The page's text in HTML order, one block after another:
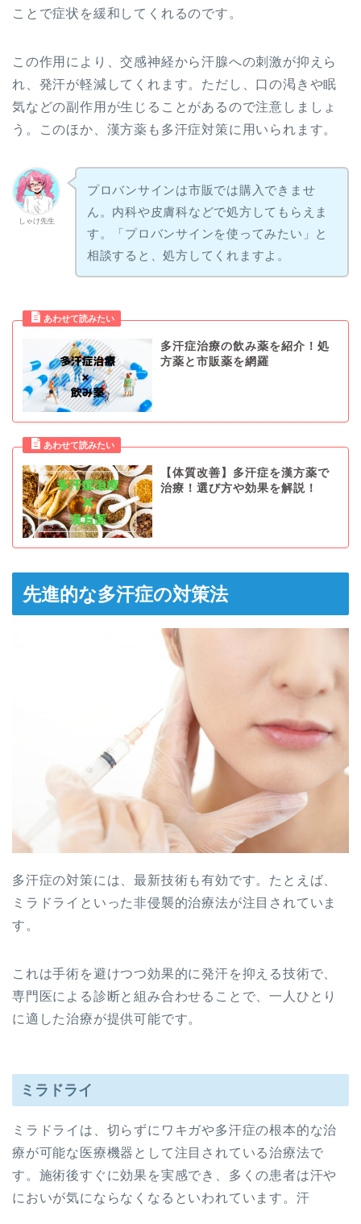
ことで症状を緩和してくれるのです。
この作用により、交感神経から汗腺への刺激が抑えら
れ、発汗が軽減してくれます。ただし、口の渇きや眠
気などの副作用が生じることがあるので注意しましょ
う。このほか、漢方薬も多汗症対策に用いられます。
しゃけ先生
プロバンサインは市販では購入できませ
ん。内科や皮膚科などで処方してもらえま
す。「プロバンサインを使ってみたい」と
相談すると、処方してくれますよ。
多汗症治療の飲み薬を紹介！処
方薬と市販薬を網羅
【体質改善】多汗症を漢方薬で
治療！選び方や効果を解説！
先進的な多汗症の対策法
多汗症の対策には、最新技術も有効です。たとえば、
ミラドライといった非侵襲的治療法が注目されていま
す。
これは手術を避けつつ効果的に発汗を抑える技術で、
専門医による診断と組み合わせることで、一人ひとり
に適した治療が提供可能です。
ミラドライ
ミラドライは、切らずにワキガや多汗症の根本的な治
療が可能な医療機器として注目されている治療法で
す。施術後すぐに効果を実感でき、多くの患者は汗や
においが気にならなくなるといわれています。汗